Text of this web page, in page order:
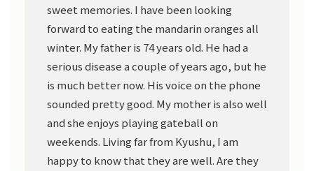
sweet memories. I have been looking
forward to eating the mandarin oranges all
winter. My father is 74 years old. He had a
serious disease a couple of years ago, but he
is much better now. His voice on the phone
sounded pretty good. My mother is also well
and she enjoys playing gateball on
weekends. Living far from Kyushu, I am
happy to know that they are well. Are they